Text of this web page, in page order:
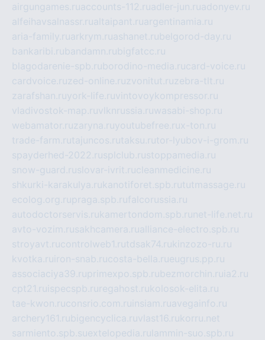
airgungames.ruaccounts-112.ruadler-jun.ruadonyev.ru
alfeihavsalnassr.rualtaipant.ruargentinamia.ru
aria-family.ruarkrym.ruashanet.rubelgorod-day.ru
bankaribi.rubandamn.rubigfatcc.ru
blagodarenie-spb.ruborodino-media.rucard-voice.ru
cardvoice.ruzed-online.ruzvonitut.ruzebra-tlt.ru
zarafshan.ruyork-life.ruvintovoykompressor.ru
vladivostok-map.ruvlknrussia.ruwasabi-shop.ru
webamator.ruzaryna.ruyoutubefree.rux-ton.ru
trade-farm.rutajuncos.rutaksu.rutor-lyubov-i-grom.ru
spayderhed-2022.rusplclub.rustoppamedia.ru
snow-guard.ruslovar-ivrit.rucleanmedicine.ru
shkurki-karakulya.rukanotiforet.spb.rututmassage.ru
ecolog.org.rupraga.spb.rufalcorussia.ru
autodoctorservis.rukamertondom.spb.ru net-life.net.ru
avto-vozim.rusakhcamera.rualliance-electro.spb.ru
stroyavt.rucontrolweb1.rutdsak74.rukinzozo-ru.ru
kvotka.ru iron-snab.rucosta-bella.rueugrus.pp.ru
associaciya39.ruprimexpo.spb.rubezmorchin.ru ia2.ru
cpt21.ru ispecspb.ru regahost.rukolosok-elita.ru
tae-kwon.ruconsrio.com.ru insiam.ruavegainfo.ru
archery161.rubigencyclica.ruvlast16.rukorru.net
sarmiento.spb.suextelopedia.ru lammin-suo.spb.ru